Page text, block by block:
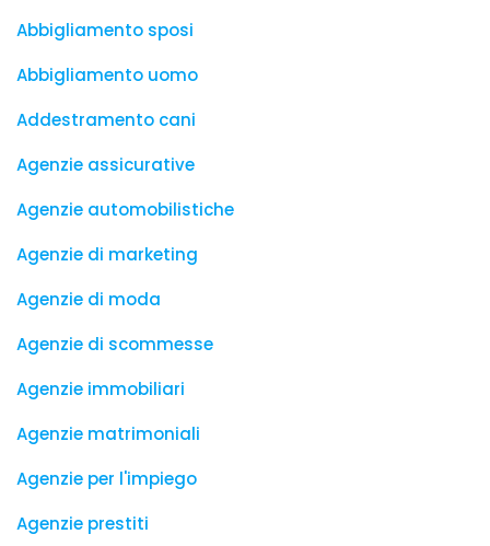
Abbigliamento sposi
Abbigliamento uomo
Addestramento cani
Agenzie assicurative
Agenzie automobilistiche
Agenzie di marketing
Agenzie di moda
Agenzie di scommesse
Agenzie immobiliari
Agenzie matrimoniali
Agenzie per l'impiego
Agenzie prestiti